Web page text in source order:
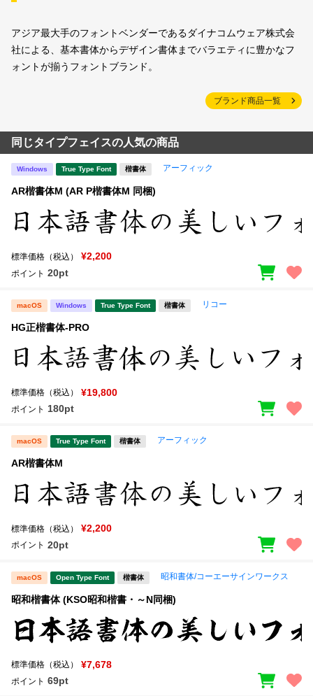
アジア最大手のフォントベンダーであるダイナコムウェア株式会
社による、基本書体からデザイン書体までバラエティに豊かなフ
ォントが揃うフォントブランド。
ブランド商品一覧
同じタイプフェイスの人気の商品
Windows True Type Font 楷書体 アーフィック
AR楷書体M (AR P楷書体M 同梱)
標準価格（税込） ¥2,200
ポイント 20pt
macOS Windows True Type Font 楷書体 リコー
HG正楷書体-PRO
標準価格（税込） ¥19,800
ポイント 180pt
macOS True Type Font 楷書体 アーフィック
AR楷書体M
標準価格（税込） ¥2,200
ポイント 20pt
macOS Open Type Font 楷書体 昭和書体/コーエーサインワークス
昭和楷書体 (KSO昭和楷書・～N同梱)
標準価格（税込） ¥7,678
ポイント 69pt